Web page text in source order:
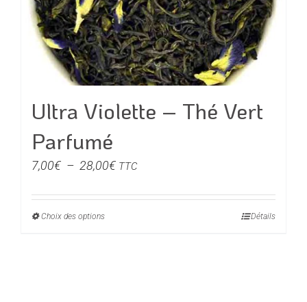
Ultra Violette – Thé Vert
Parfumé
7,00€ – 28,00€Plage
prix :
TTC
Choix des optionsCe
Détails